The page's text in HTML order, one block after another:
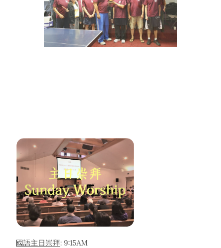
國語主日崇拜: 9:15AM